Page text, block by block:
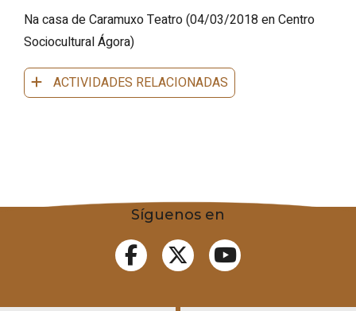
Na casa de Caramuxo Teatro(04/03/2018en Centro
Sociocultural Ágora)
ACTIVIDADES RELACIONADAS
Síguenos en